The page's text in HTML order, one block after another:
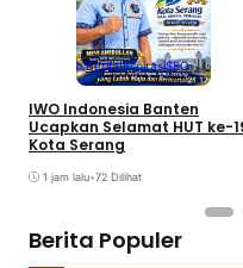
BeritaInspirasiSEO
IWO Indonesia Banten
Ucapkan Selamat HUT ke-
Kota Serang
1 jam lalu•72 Dilihat
Berita Populer